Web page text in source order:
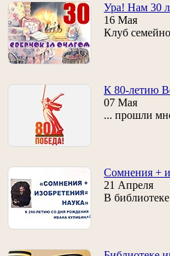
Ура! Нам 30
16 Мая
Клуб
К 80-летию
07 Мая
... прошли
Сомнения +
21 Апреля
В